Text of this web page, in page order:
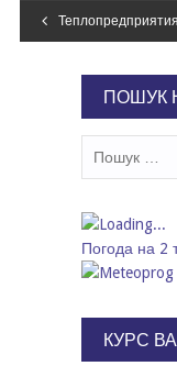
Навігація
ПОШУК
Погода на 2
КУРС